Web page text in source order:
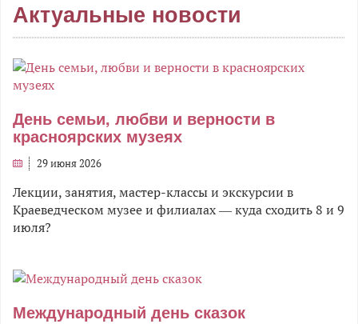
Актуальные новости
День семьи, любви и верности в
красноярских музеях
29 июня 2026
Лекции, занятия, мастер-классы и экскурсии в
Краеведческом музее и филиалах — куда сходить 8 и 9
июля?
Международный день сказок